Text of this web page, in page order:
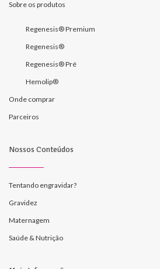
Sobre os produtos
Regenesis® Premium
Regenesis®
Regenesis® Pré
Hemolip®
Onde comprar
Parceiros
Nossos Conteúdos
Tentando engravidar?
Gravidez
Maternagem
Saúde & Nutrição